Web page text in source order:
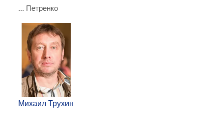
... Петренко
Михаил Трухин